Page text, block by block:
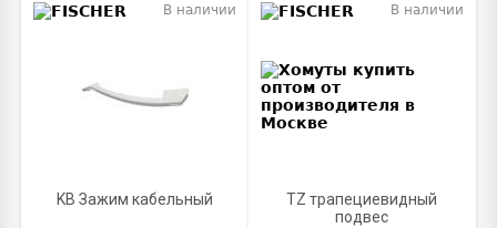
KB Зажим кабельный
В наличии
TZ трапециевидный
подвес
В наличии